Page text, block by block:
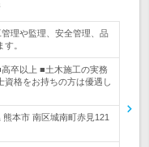
理や監理、安全管理、品
。
卒以上 ■土木施工の実務
格をお持ちの方は優遇し
熊本市 南区城南町赤見121